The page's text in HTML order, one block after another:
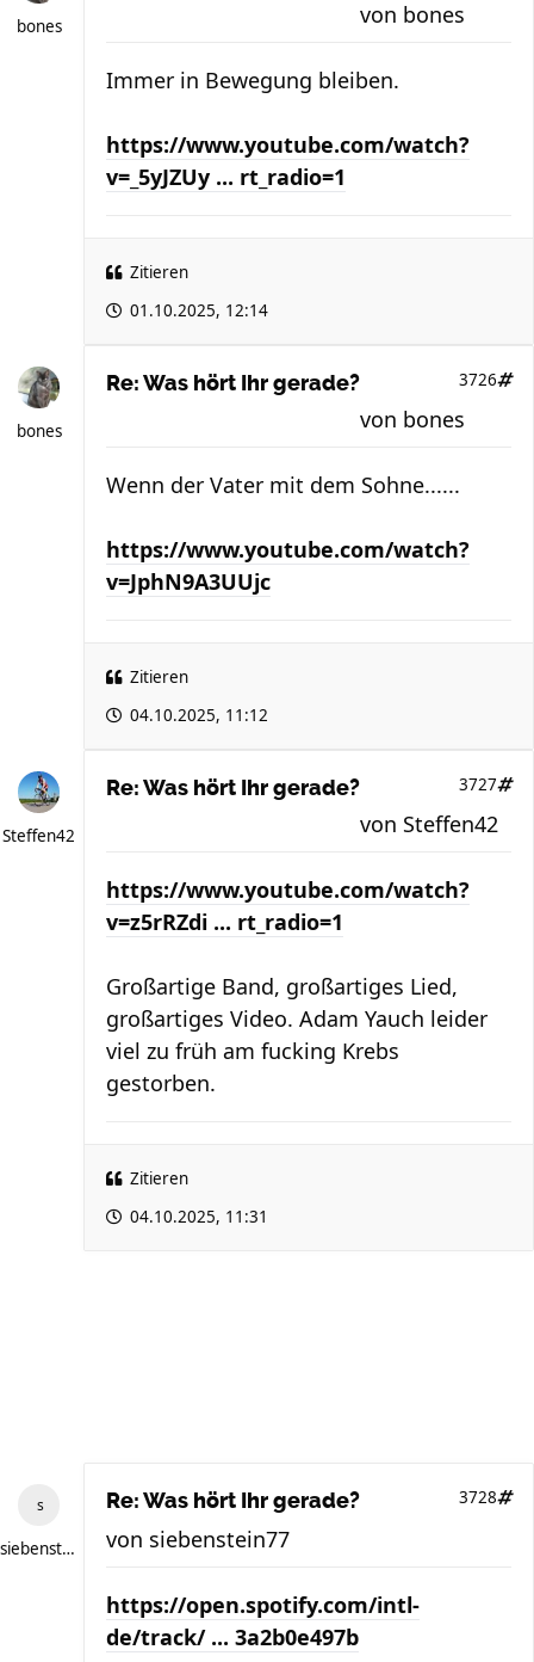
bones von bones
Immer in Bewegung bleiben.
https://www.youtube.com/watch?
v=_5yJZUy ... rt_radio=1
Zitieren
01.10.2025, 12:14
bones
Re: Was hört Ihr gerade? 3726
von bones
Wenn der Vater mit dem Sohne......
https://www.youtube.com/watch?
v=JphN9A3UUjc
Zitieren
04.10.2025, 11:12
Steffen42
Re: Was hört Ihr gerade? 3727
von Steffen42
https://www.youtube.com/watch?
v=z5rRZdi ... rt_radio=1
Großartige Band, großartiges Lied,
großartiges Video. Adam Yauch leider
viel zu früh am fucking Krebs
gestorben.
Zitieren
04.10.2025, 11:31
siebenstein77
Re: Was hört Ihr gerade? 3728
von siebenstein77
https://open.spotify.com/intl-
de/track/ ... 3a2b0e497b